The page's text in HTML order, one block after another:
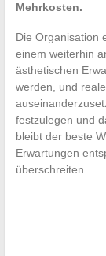
Mehrkosten.
Die Organisation
einem weiterhin
ästhetischen
werden, und
festzulegen und
bleibt der beste
Erwartungen
überschreiten.